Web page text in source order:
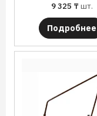
9 325 ₸шт.
Подробнее